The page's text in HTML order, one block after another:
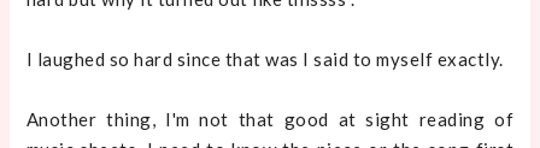
I laughed so hard since that was I said to myself exactly.
Another thing, I'm not that good at sight reading of